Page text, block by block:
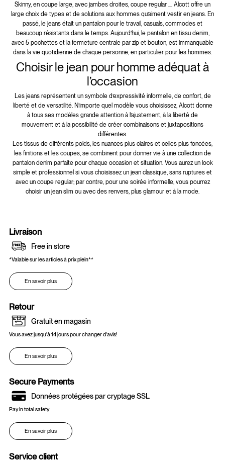
Skinny, en coupe large, avec jambes droites, coupe regular .... Alcott offre un
large choix de types et de solutions aux hommes qu’aiment vestir en jeans. En
passé, le jeans était un pantalon pour le travail, casuals, commodes et
beaucoup résistants dans le temps. Aujourd’hui, le pantalon en tissu denim,
avec 5 pochettes et la fermeture centrale par zip et bouton, est immanquable
dans la vie quotidienne de chaque personne, en particulier pour les hommes.
Choisir le jean pour homme adéquat à
l’occasion
Les jeans représentent un symbole d’expressivité informelle, de confort, de
liberté et de versatilité. N’importe quel modèle vous choisissez, Alcott donne
à tous ses modèles grande attention à l’ajustement, à la liberté de
mouvement et à la possibilité de créer combinaisons et juxtapositions
différentes.
Les tissus de différents poids, les nuances plus claires et celles plus foncées,
les finitions et les coupes, se combinent pour donner vie à une collection de
pantalon denim parfaite pour chaque occasion et situation. Vous aurez un look
simple et professionnel si vous choisissez un jean classique, sans ruptures et
avec un coupe regular; par contre, pour une soirée informelle, vous pourrez
choisir un jean slim ou avec des renvers, plus glamour et à la mode.
Livraison
Free in store
*Valable sur les articles à prix plein**
En savoir plus
Retour
Gratuit en magasin
Vous avez jusqu'à 14 jours pour changer d'avis!
En savoir plus
Secure Payments
Données protégées par cryptage SSL
Pay in total safety
En savoir plus
Service client